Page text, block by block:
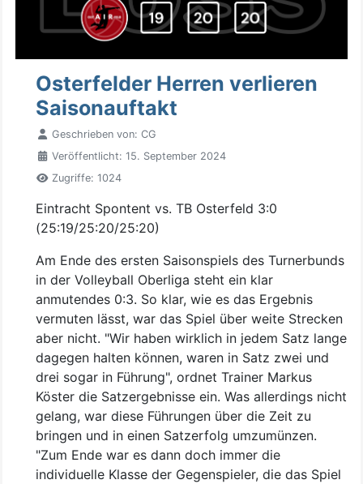
Osterfelder Herren verlieren
Saisonauftakt
Geschrieben von: CG
Veröffentlicht: 15. September 2024
Zugriffe: 1024
Eintracht Spontent vs. TB Osterfeld 3:0
(25:19/25:20/25:20)
Am Ende des ersten Saisonspiels des Turnerbunds
in der Volleyball Oberliga steht ein klar
anmutendes 0:3. So klar, wie es das Ergebnis
vermuten lässt, war das Spiel über weite Strecken
aber nicht. "Wir haben wirklich in jedem Satz lange
dagegen halten können, waren in Satz zwei und
drei sogar in Führung", ordnet Trainer Markus
Köster die Satzergebnisse ein. Was allerdings nicht
gelang, war diese Führungen über die Zeit zu
bringen und in einen Satzerfolg umzumünzen.
"Zum Ende war es dann doch immer die
individuelle Klasse der Gegenspieler, die das Spiel